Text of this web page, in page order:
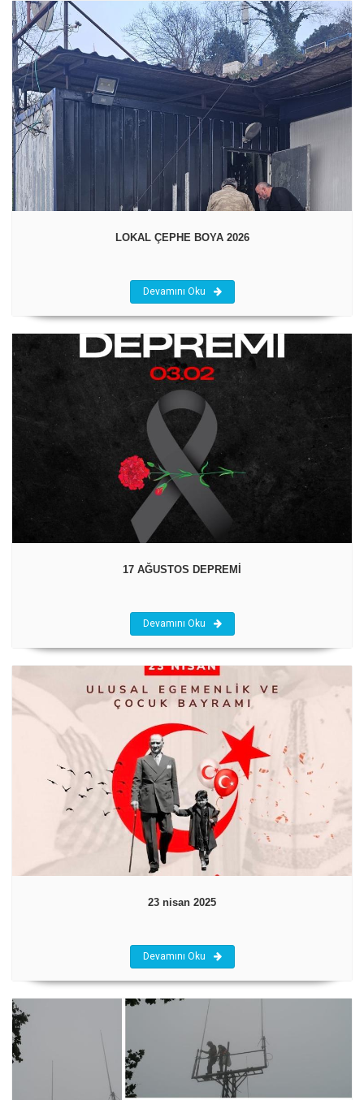
LOKAL ÇEPHE BOYA 2026
Devamını Oku
17 AĞUSTOS DEPREMİ
Devamını Oku
23 nisan 2025
Devamını Oku